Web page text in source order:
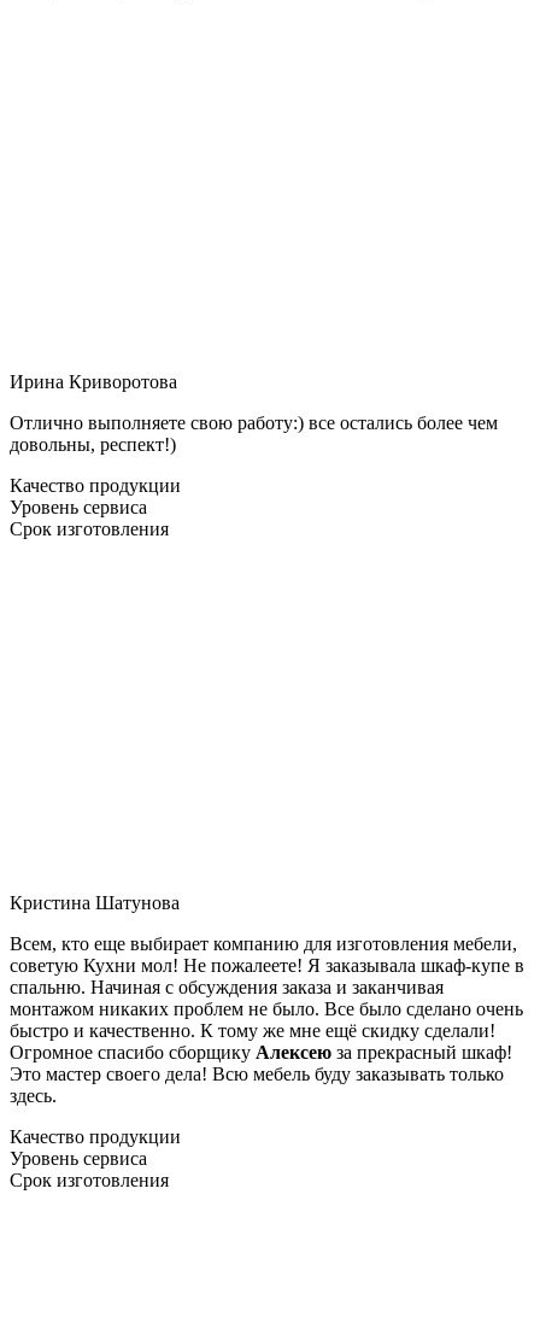
Ирина Криворотова
Отлично выполняете свою работу:) все остались более чем
довольны, респект!)
Качество продукции
Уровень сервиса
Срок изготовления
Кристина Шатунова
Всем, кто еще выбирает компанию для изготовления мебели,
советую Кухни мол! Не пожалеете! Я заказывала шкаф-купе в
спальню. Начиная с обсуждения заказа и заканчивая
монтажом никаких проблем не было. Все было сделано очень
быстро и качественно. К тому же мне ещё скидку сделали!
Огромное спасибо сборщику Алексею за прекрасный шкаф!
Это мастер своего дела! Всю мебель буду заказывать только
здесь.
Качество продукции
Уровень сервиса
Срок изготовления